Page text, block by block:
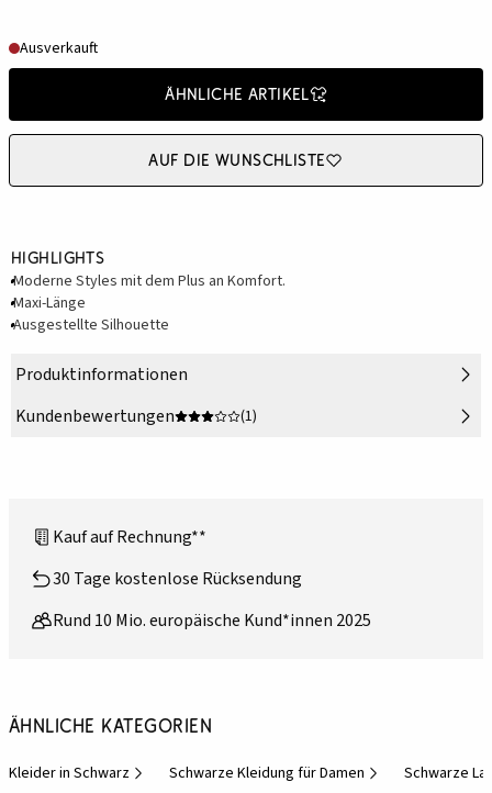
Ausverkauft
Ähnliche Artikel
Auf die Wunschliste
Highlights
Moderne Styles mit dem Plus an Komfort.
Maxi-Länge
Ausgestellte Silhouette
Produktinformationen
Kundenbewertungen
(1)
Kauf auf Rechnung**
30 Tage kostenlose Rücksendung
Rund 10 Mio. europäische Kund*innen 2025
Ähnliche Kategorien
Kleider in Schwarz Schwarze Kleidung für Damen Schwarze